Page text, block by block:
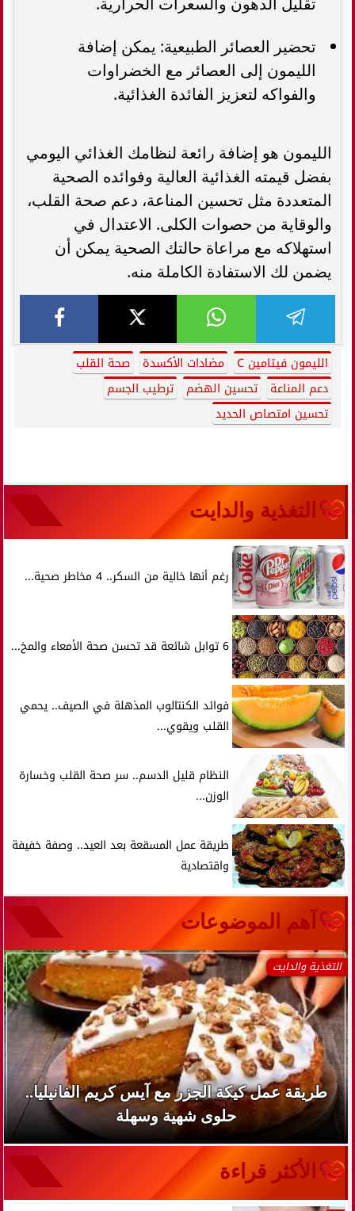
تحضير العصائر الطبيعية: يمكن إضافة
الليمون إلى العصائر مع الخضراوات
والفواكه لتعزيز الفائدة الغذائية.
الليمون هو إضافة رائعة لنظامك الغذائي اليومي
بفضل قيمته الغذائية العالية وفوائده الصحية
المتعددة مثل تحسين المناعة، دعم صحة القلب،
والوقاية من حصوات الكلى. الاعتدال في
استهلاكه مع مراعاة حالتك الصحية يمكن أن
يضمن لك الاستفادة الكاملة منه.
الليمون فيتامين C مضادات الأكسدة
صحة القلب
دعم المناعة
تحسين الهضم
ترطيب الجسم
تحسين امتصاص الحديد
التغذية والدايت
رغم أنها خالية من السكر.. 4 مخاطر صحية...
6 توابل شائعة قد تحسن صحة الأمعاء والمخ...
فوائد الكنتالوب المذهلة في الصيف.. يحمي
القلب ويقوي...
النظام قليل الدسم.. سر صحة القلب وخسارة
الوزن...
طريقة عمل المسقعة بعد العيد.. وصفة خفيفة
واقتصادية
آهم الموضوعات
التغذية والدايت
طريقة عمل كيكة الجزر مع آيس كريم الفانيليا..
حلوى شهية وسهلة
الأكثر قراءة